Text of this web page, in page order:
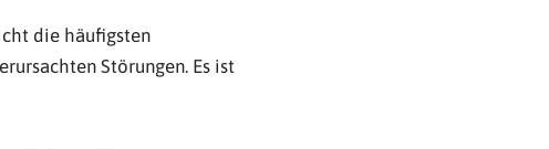
die häufigsten
Störungen. Es ist